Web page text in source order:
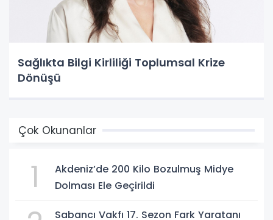
Sağlıkta Bilgi Kirliliği Toplumsal Krize
Dönüşü
Çok Okunanlar
1
Akdeniz’de 200 Kilo Bozulmuş Midye
Dolması Ele Geçirildi
Sabancı Vakfı 17. Sezon Fark Yaratanı